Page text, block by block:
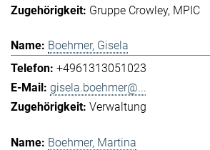
Gruppe Crowley MPIC
Boehmer, Gisela
+4961313051023
gisela.boehmer@...
Verwaltung
Boehmer, Martina